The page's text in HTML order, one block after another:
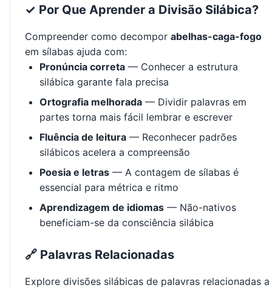
✓ Por Que Aprender a Divisão Silábica?
Compreender como decompor abelhas-caga-fogo
em sílabas ajuda com:
Pronúncia correta — Conhecer a estrutura
silábica garante fala precisa
Ortografia melhorada — Dividir palavras em
partes torna mais fácil lembrar e escrever
Fluência de leitura — Reconhecer padrões
silábicos acelera a compreensão
Poesia e letras — A contagem de sílabas é
essencial para métrica e ritmo
Aprendizagem de idiomas — Não-nativos
beneficiam-se da consciência silábica
🔗 Palavras Relacionadas
Explore divisões silábicas de palavras relacionadas a